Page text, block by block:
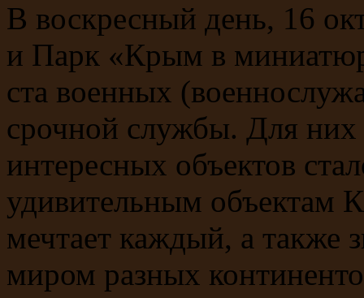
В воскресный день, 16
и Парк «Крым в
ста военных
срочной службы. Для
интересных объектов
удивительным объектам
мечтает каждый, а также
миром разных